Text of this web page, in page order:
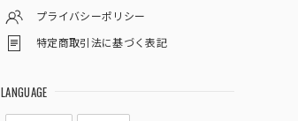
プライバシーポリシー
特定商取引法に基づく表記
LANGUAGE